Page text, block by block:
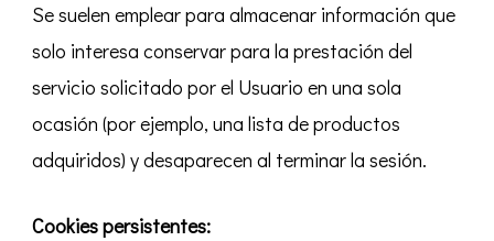
Se suelen emplear para almacenar información que
solo interesa conservar para la prestación del
servicio solicitado por el Usuario en una sola
ocasión (por ejemplo, una lista de productos
adquiridos) y desaparecen al terminar la sesión.
Cookies persistentes: